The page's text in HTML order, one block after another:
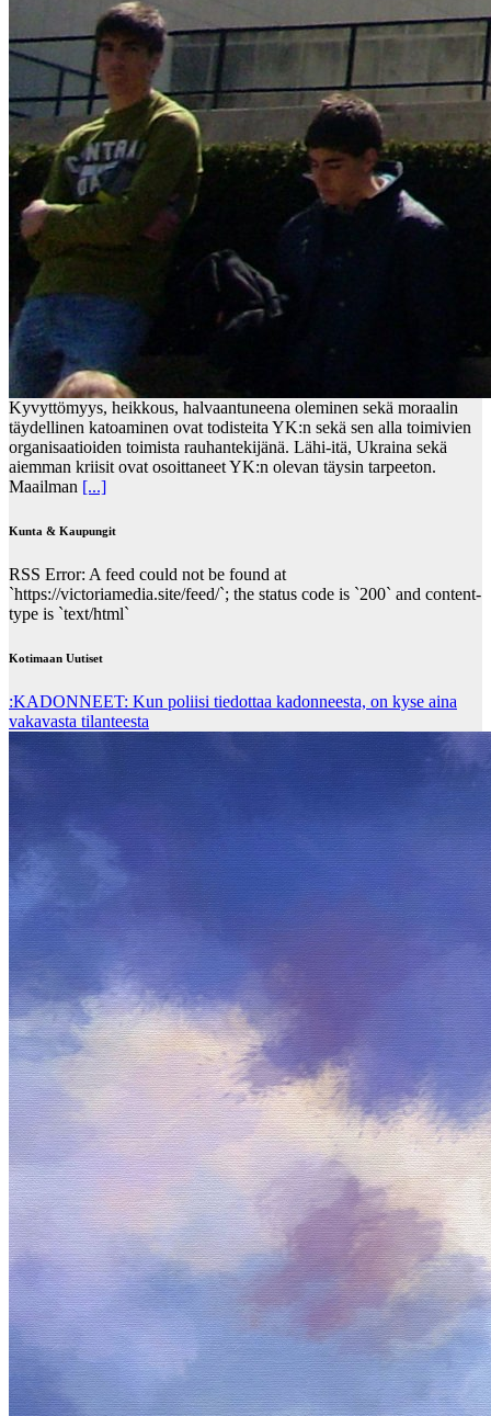
Kyvyttömyys, heikkous, halvaantuneena oleminen sekä moraalin
täydellinen katoaminen ovat todisteita YK:n sekä sen alla toimivien
organisaatioiden toimista rauhantekijänä. Lähi-itä, Ukraina sekä
aiemman kriisit ovat osoittaneet YK:n olevan täysin tarpeeton.
Maailman [...]
Kunta & Kaupungit
RSS Error: A feed could not be found at
`https://victoriamedia.site/feed/`; the status code is `200` and content-
type is `text/html`
Kotimaan Uutiset
:KADONNEET: Kun poliisi tiedottaa kadonneesta, on kyse aina
vakavasta tilanteesta